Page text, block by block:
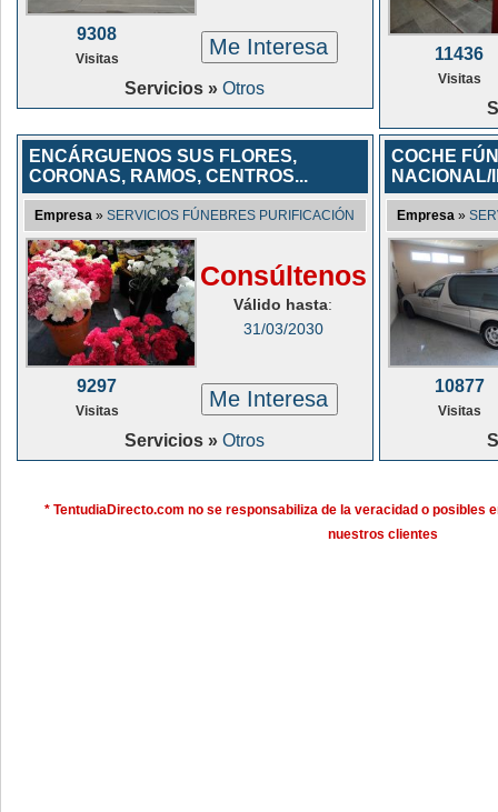
9308
Visitas Me Interesa
Servicios »Otros
11436
Visitas
ENCÁRGUENOS SUS FLORES,
CORONAS, RAMOS, CENTROS...
Empresa »SERVICIOS FÚNEBRES PURIFICACIÓN
Consúltenos
Válido hasta:
31/03/2030
9297
Visitas Me Interesa
Servicios »Otros
COCHE
Empresa »
10877
Visitas
* TentudiaDirecto.com no se responsabiliza de la veracidad o posibles
nuestros clientes